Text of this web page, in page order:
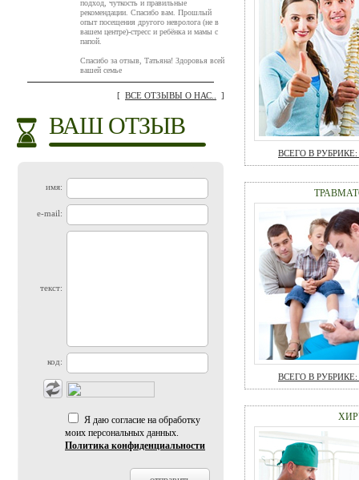
подход, чуткость и правильные
рекомендации. Спасибо вам. Прошлый
опыт посещения другого невролога (не в
вашем центре)-стресс и ребёнка и мамы с
папой.
Спасибо за отзыв, Татьяна! Здоровья всей
вашей семье
[ ВСЕ ОТЗЫВЫ О НАС.. ]
ВАШ ОТЗЫВ
имя:
e-mail:
текст:
код:
Я даю согласие на обработку
моих персональных данных.
Политика конфиденциальности
ВСЕГО В РУБРИКЕ:
ВСЕГО В РУБРИКЕ: